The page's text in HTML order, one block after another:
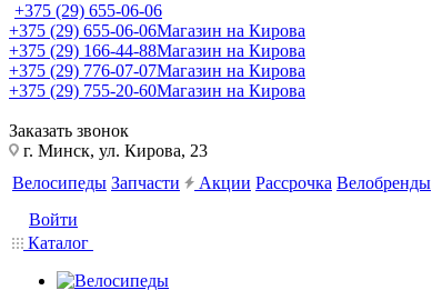
+375 (29) 655-06-06
+375 (29) 655-06-06Магазин на Кирова
+375 (29) 166-44-88Магазин на Кирова
+375 (29) 776-07-07Магазин на Кирова
+375 (29) 755-20-60Магазин на Кирова
Заказать звонок
г. Минск, ул. Кирова, 23
Велосипеды Запчасти Акции Рассрочка Велобренды
Войти
Каталог